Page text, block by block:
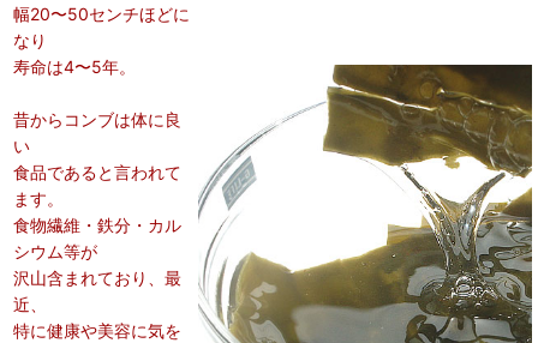
幅20〜50センチほどに
なり
寿命は4〜5年。
昔からコンブは体に良
い
食品であると言われて
ます。
食物繊維・鉄分・カル
シウム等が
沢山含まれており、最
近、
特に健康や美容に気を